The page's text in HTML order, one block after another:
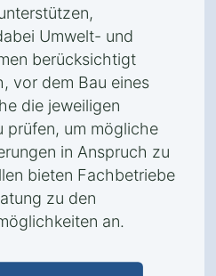
Umwelt- und
berücksichtigt
vor dem Bau eines
die jeweiligen
prüfen, um mögliche
in Anspruch zu
bieten Fachbetriebe
zu den
an.